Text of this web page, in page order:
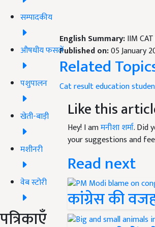
सम्पादकीय
औषधीय फसलें
पशुपालन
खेती-बाड़ी
मशीनरी
वेब स्टोरी
पत्रिकाएँ
English Summary:IIM
Published on:05 January
Related
Cat resulteducation
Like this
Hey! I amमनीशा शर्मा. Did
your suggestions and
Read next
कांग्रेस की